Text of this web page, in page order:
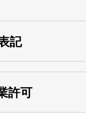
記
許可